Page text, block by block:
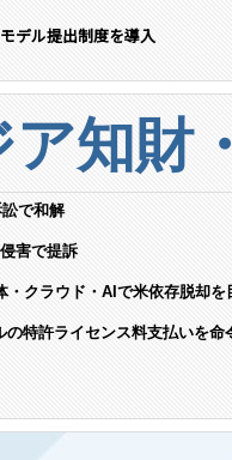
デル提出制度を導入
ア知財
で和解
侵害で提訴
クラウド・AIで米依存脱却を
特許ライセンス料支払いを命